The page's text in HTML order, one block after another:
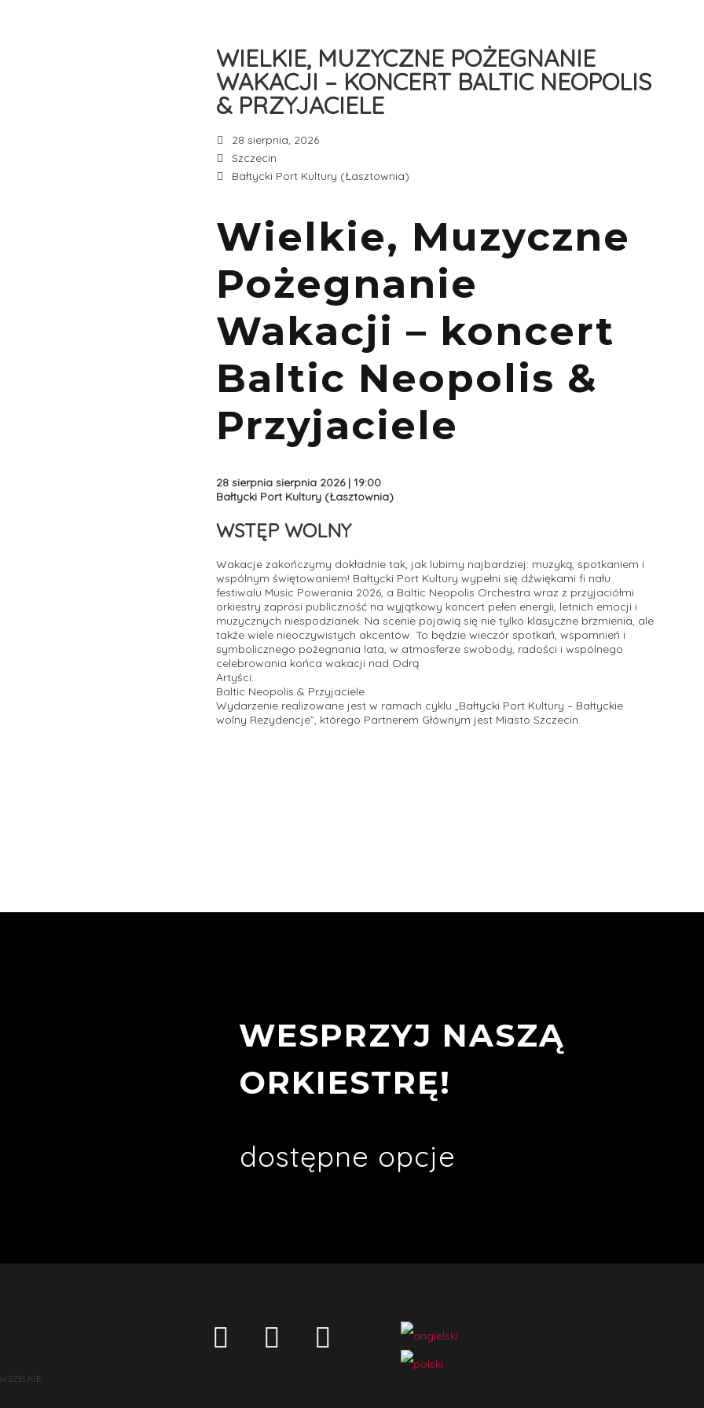
WIELKIE, MUZYCZNE POŻEGNANIE
WAKACJI – KONCERT BALTIC NEOPOLIS
& PRZYJACIELE
28 sierpnia, 2026
Szczecin
Bałtycki Port Kultury (Łasztownia)
Wielkie, Muzyczne
Pożegnanie
Wakacji – koncert
Baltic Neopolis &
Przyjaciele
28 sierpnia sierpnia 2026 | 19:00
Bałtycki Port Kultury (Łasztownia)
WSTĘP WOLNY
Wakacje zakończymy dokładnie tak, jak lubimy najbardziej: muzyką, spotkaniem i
wspólnym świętowaniem! Bałtycki Port Kultury wypełni się dźwiękami fi nału
festiwalu Music Powerania 2026, a Baltic Neopolis Orchestra wraz z przyjaciółmi
orkiestry zaprosi publiczność na wyjątkowy koncert pełen energii, letnich emocji i
muzycznych niespodzianek. Na scenie pojawią się nie tylko klasyczne brzmienia, ale
także wiele nieoczywistych akcentów. To będzie wieczór spotkań, wspomnień i
symbolicznego pożegnania lata, w atmosferze swobody, radości i wspólnego
celebrowania końca wakacji nad Odrą.
Artyści:
Baltic Neopolis & Przyjaciele
Wydarzenie realizowane jest w ramach cyklu „Bałtycki Port Kultury – Bałtyckie
wolny Rezydencje”, którego Partnerem Głównym jest Miasto Szczecin.
WESPRZYJ NASZĄ
ORKIESTRĘ!
dostępne opcje